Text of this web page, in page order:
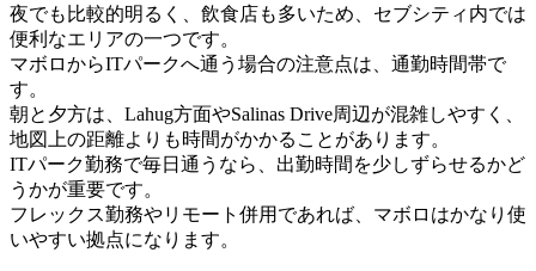
夜でも比較的明るく、飲食店も多いため、セブシティ内では
便利なエリアの一つです。
マボロからITパークへ通う場合の注意点は、通勤時間帯で
す。
朝と夕方は、Lahug方面やSalinas Drive周辺が混雑しやすく、
地図上の距離よりも時間がかかることがあります。
ITパーク勤務で毎日通うなら、出勤時間を少しずらせるかど
うかが重要です。
フレックス勤務やリモート併用であれば、マボロはかなり使
いやすい拠点になります。